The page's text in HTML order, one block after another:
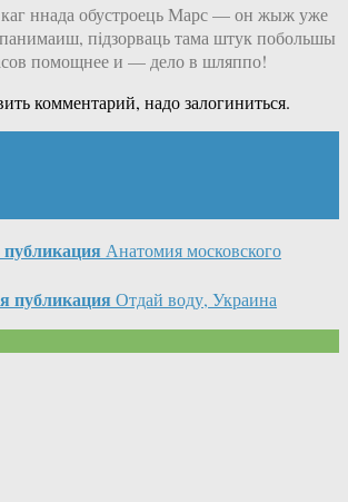
ннада обустроець Марс — он жыж уже
пiдзорваць тама штук побольшы
помощнее и — дело в шляппо!
комментарий, надо залогиниться.
Анатомия московского
публикация Отдай воду, Украина